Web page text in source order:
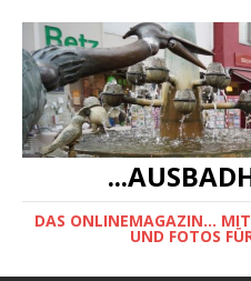
DAS ONLINEMAGAZIN...
UND FOTOS